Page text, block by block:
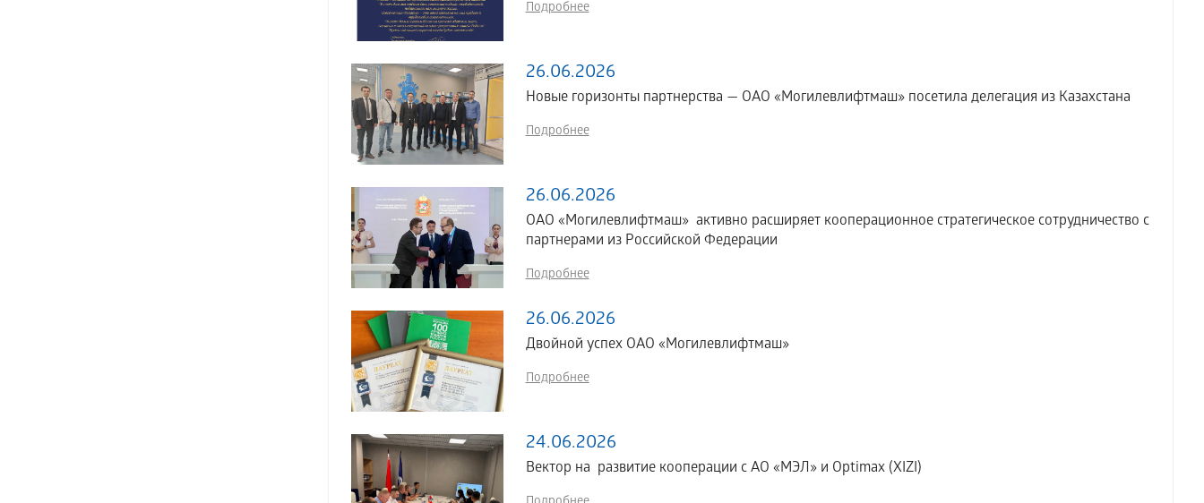
Подробнее
26.06.2026
Новые горизонты партнерства — ОАО «Могилевлифтмаш» посетила делегация из Казахстана
Подробнее
26.06.2026
ОАО «Могилевлифтмаш» активно расширяет кооперационное стратегическое сотрудничество с
партнерами из Российской Федерации
Подробнее
26.06.2026
Двойной успех ОАО «Могилевлифтмаш»
Подробнее
24.06.2026
Вектор на развитие кооперации с АО «МЭЛ» и Optimax (XIZI)